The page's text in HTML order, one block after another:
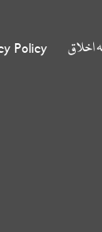
اخلاق Policy